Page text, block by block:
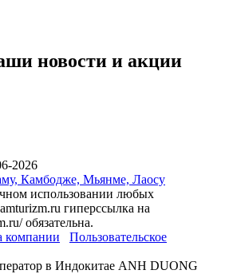
новости и акции
2026
Камбодже, Мьянме, Лаосу
использовании любых
гиперссылка на
обязательна.
компании
Пользовательское
в Индокитае ANH DUONG